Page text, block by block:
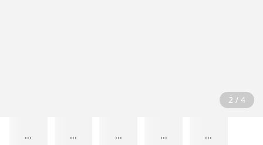
2 / 4
... ... ... ... ...